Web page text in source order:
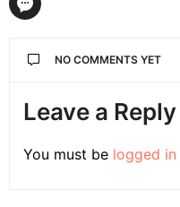
NO COMMENTS YET
Leave a Reply
You must be logged in